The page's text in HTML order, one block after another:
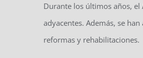
Durante los últimos años, el
adyacentes. Además, se
reformas y rehabilitaciones.